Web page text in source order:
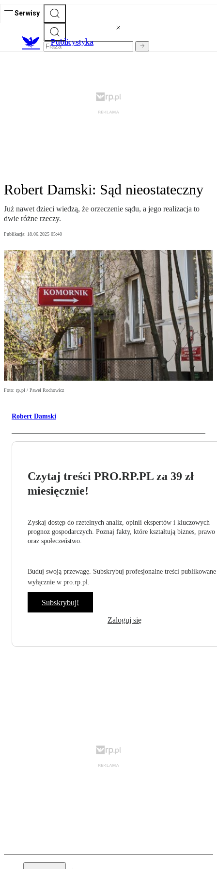
Serwisy
Publicystyka
Robert Damski: Sąd nieostateczny
Już nawet dzieci wiedzą, że orzeczenie sądu, a jego realizacja to
dwie różne rzeczy.
Publikacja: 18.06.2025 05:40
Foto: rp.pl / Paweł Rochowicz
Robert Damski
Czytaj treści PRO.RP.PL za 39 zł
miesięcznie!
Zyskaj dostęp do rzetelnych analiz, opinii ekspertów i kluczowych
prognoz gospodarczych. Poznaj fakty, które kształtują biznes, prawo
oraz społeczeństwo.
Buduj swoją przewagę. Subskrybuj profesjonalne treści publikowane
wyłącznie w pro.rp.pl.
Subskrybuj!
Zaloguj się